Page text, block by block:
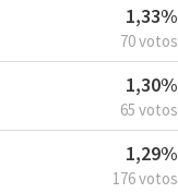
1,33%
70 votos
1,30%
65 votos
1,29%
176 votos